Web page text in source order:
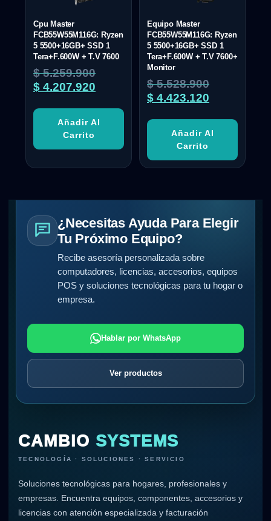
Cpu Master
FCB55W55M116G: Ryzen
5 5500+16GB+ SSD 1
Tera+F.600W + T.V 7600
$5.259.900
$ 4.207.920
Añadir Al
Carrito
Equipo Master
FCB55W55M116G: Ryzen
5 5500+16GB+ SSD 1
Tera+F.600W + T.V 7600+
Monitor
$5.528.900
$ 4.423.120
Añadir Al
Carrito
¿Necesitas Ayuda Para Elegir
Tu Próximo Equipo?
Recibe asesoría personalizada sobre
computadores, licencias, accesorios, equipos
POS y soluciones tecnológicas para tu hogar o
empresa.
Hablar por WhatsApp
Ver productos
CAMBIO SYSTEMS
TECNOLOGÍA · SOLUCIONES · SERVICIO
Soluciones tecnológicas para hogares, profesionales y
empresas. Encuentra equipos, componentes, accesorios y
licencias con atención especializada y facturación